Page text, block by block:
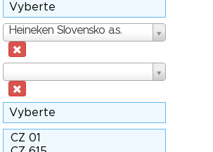
Heineken Slovensko a.s.
Výrobce